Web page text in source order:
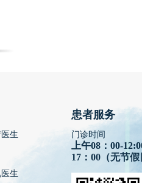
生
生
患者服务
门诊时间
上午08：00-
17：00（无节假